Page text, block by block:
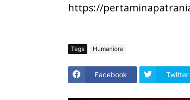
https://
Tags Humaniora
Facebook Twitter